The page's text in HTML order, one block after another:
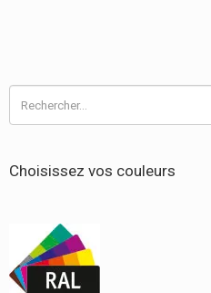
Choisissez vos couleurs